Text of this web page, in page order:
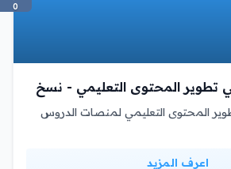
تطوير المحتوى التعليمي - نسخ
المحتوى التعليمي لمنصات الدروس
اعرف المزيد
0